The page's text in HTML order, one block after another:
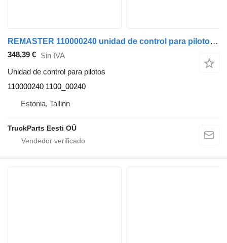
REMASTER 110000240 unidad de control para pilotos para Scania L,P,G,R,S-series (2016-) cabeza tractora
348,39 € Sin IVA
Unidad de control para pilotos
110000240 1100_00240
Estonia, Tallinn
TruckParts Eesti OÜ